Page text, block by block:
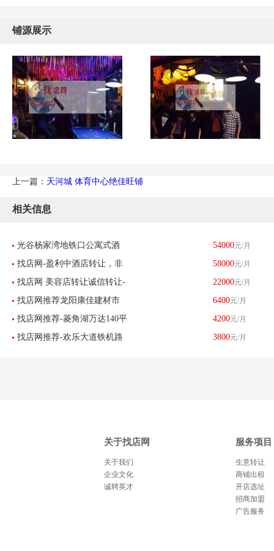
铺源展示
上一篇： 天河城 体育中心绝佳旺铺
相关信息
光谷杨家湾地铁口公寓式酒
店诚心转让可上门考察
54000元/月
找店网-盈利中酒店转让，非
诚勿扰，
58000元/月
找店网 美容店转让诚信转让-
已转让
22000元/月
找店网推荐龙阳康佳建材市
场橱柜店优惠转让已转让
6400元/月
找店网推荐-菱角湖万达140平
米棋牌室急转-已转让
4200元/月
找店网推荐-欢乐大道铁机路 3800元/月
关于找店网
关于我们
企业文化
诚聘英才
服务项目
生意转让
商铺出租
开店选址
招商加盟
广告服务